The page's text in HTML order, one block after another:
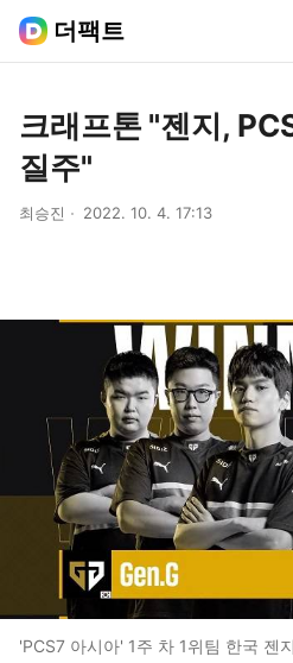
더팩트
크래프톤 "젠지,
질주"
최승진 2022. 10. 4. 17:13
'PCS7 아시아' 1주 차 1위팀 한국 젠